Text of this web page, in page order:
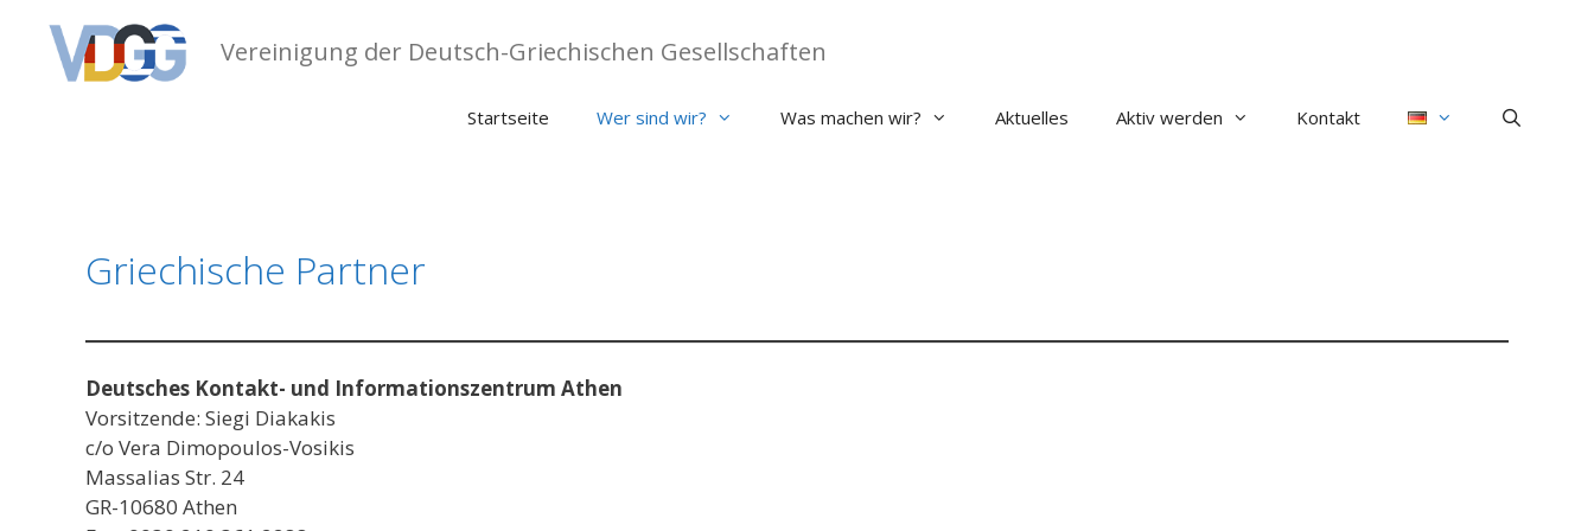
Inhalt
springen
Vereinigung der Deutsch-Griechischen Gesellschaften
Startseite Wer sind wir? Was machen wir? Aktuelles Aktiv werden Kontakt
Griechische Partner
Deutsches Kontakt- und Informationszentrum Athen
Vorsitzende: Siegi Diakakis
c/o Vera Dimopoulos-Vosikis
Massalias Str. 24
GR-10680 Athen